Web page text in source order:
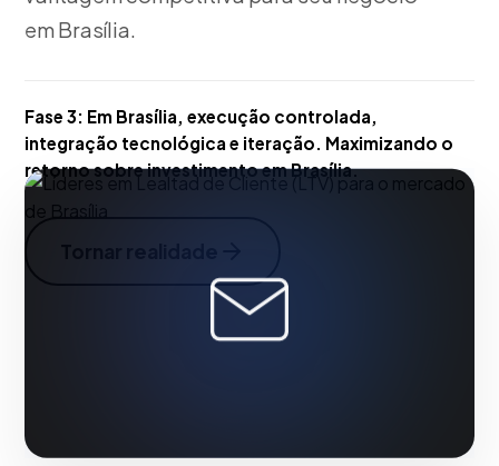
em Brasília.
Fase 3: Em Brasília, execução controlada,
integração tecnológica e iteração. Maximizando o
retorno sobre investimento em Brasília.